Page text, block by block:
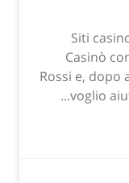
Siti
Casinò
Rossi e, dopo
voglio